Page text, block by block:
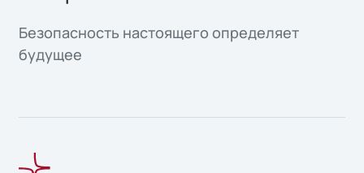
Безопасность настоящего определяет
будущее